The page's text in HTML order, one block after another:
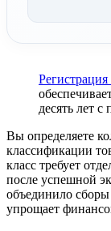
Регистрация
десять лет
Вы определяете
классификации
класс требует
после успешной
объединило
упрощает